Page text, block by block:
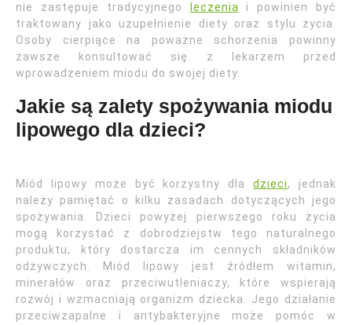
nie zastępuje tradycyjnego
leczenia i powinien być
traktowany jako uzupełnienie diety oraz stylu życia.
Osoby cierpiące na poważne schorzenia powinny
zawsze konsultować się z lekarzem przed
wprowadzeniem miodu do swojej diety.
Jakie są zalety spożywania miodu
lipowego dla dzieci?
Miód lipowy może być korzystny dladzieci, jednak
należy pamiętać o kilku zasadach dotyczących jego
spożywania. Dzieci powyżej pierwszego roku życia
mogą korzystać z dobrodziejstw tego naturalnego
produktu, który dostarcza im cennych składników
odżywczych. Miód lipowy jest źródłem witamin,
minerałów oraz przeciwutleniaczy, które wspierają
rozwój i wzmacniają organizm dziecka. Jego działanie
przeciwzapalne i antybakteryjne może pomóc w